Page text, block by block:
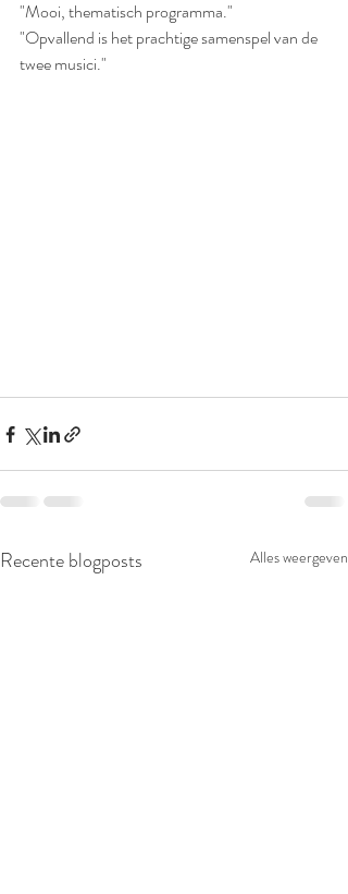
"Mooi, thematisch programma."
"Opvallend is het prachtige samenspel van de
twee musici."
Recente blogposts Alles weergeven